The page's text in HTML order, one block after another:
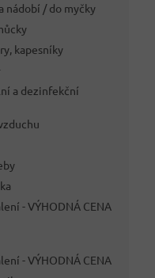
nádobí / do myčky
kapesníky
a dezinfekční
- VÝHODNÁ CENA
- VÝHODNÁ CENA